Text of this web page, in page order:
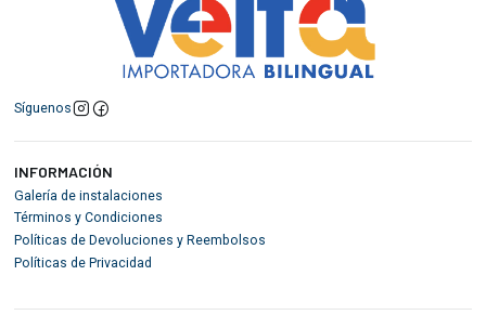
Síguenos
INFORMACIÓN
Galería de instalaciones
Términos y Condiciones
Políticas de Devoluciones y Reembolsos
Políticas de Privacidad